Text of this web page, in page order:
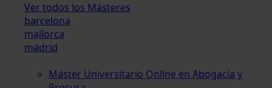
Ver todos los Másteres
barcelona
mallorca
madrid
Máster Universitario Online en Abogacía y